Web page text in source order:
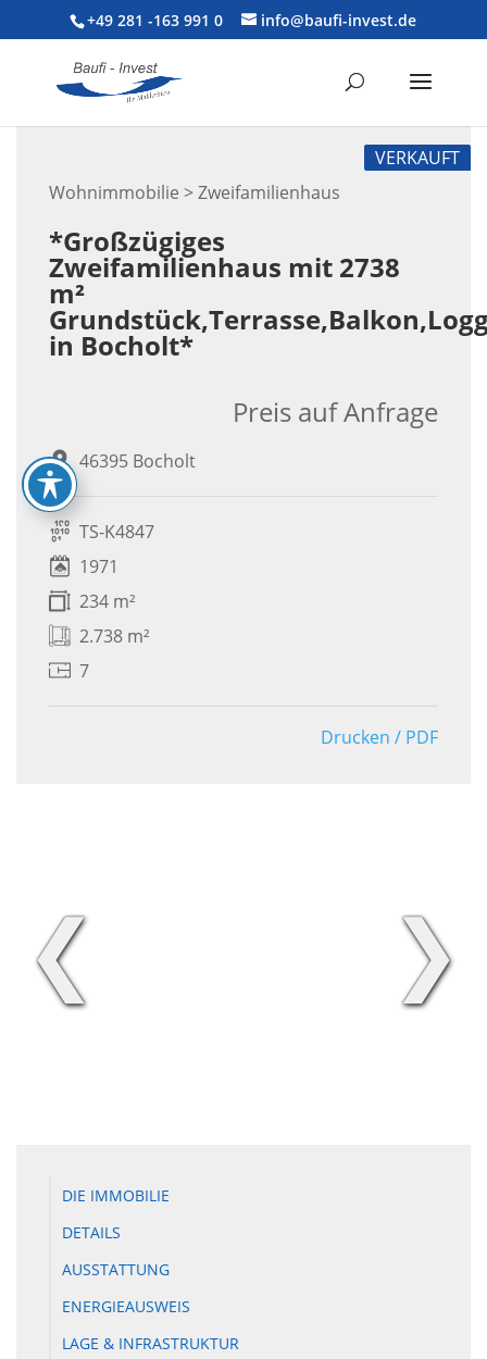
+49 281 -163 991 0 info@baufi-invest.de
Wohnimmobilie > Zweifamilienhaus
VERKAUFT
*Großzügiges
Zweifamilienhaus mit 2738
m²
in Bocholt*
46395 Bocholt
Preis auf Anfrage
TS-K4847
1971
234 m²
2.738 m²
7
Drucken / PDF
❮ ❯
DIE IMMOBILIE
DETAILS
AUSSTATTUNG
ENERGIEAUSWEIS
LAGE & INFRASTRUKTUR